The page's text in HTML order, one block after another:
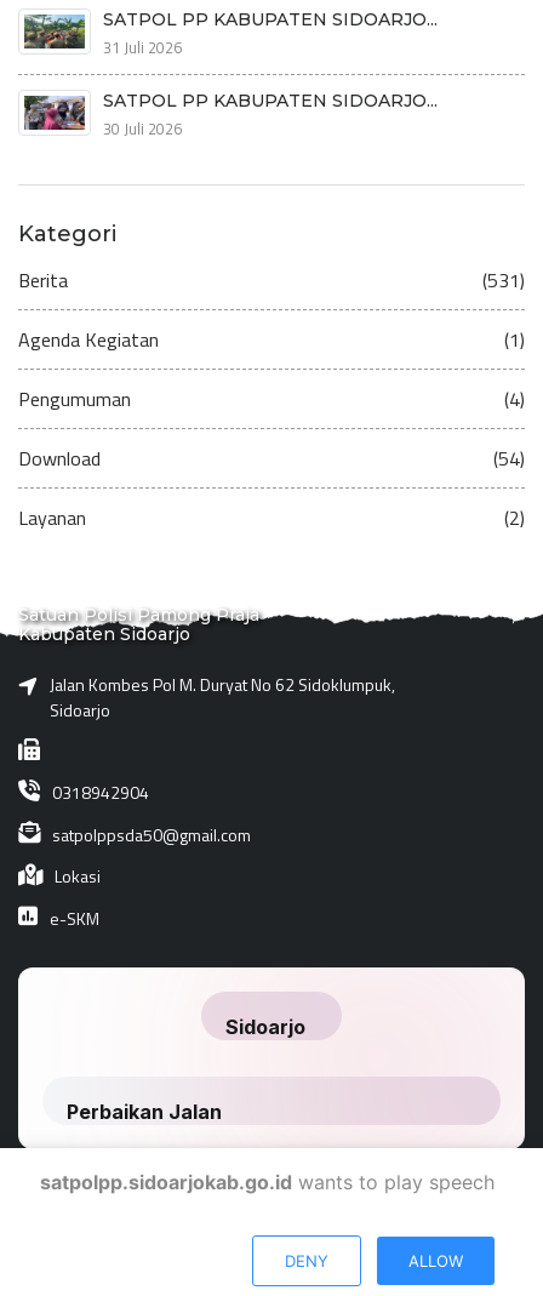
SATPOL PP KABUPATEN SIDOARJO...
31 Juli 2026
SATPOL PP KABUPATEN SIDOARJO...
30 Juli 2026
Kategori
Berita (531)
Agenda Kegiatan (1)
Pengumuman (4)
Download (54)
Layanan (2)
Satuan Polisi Pamong Praja
Kabupaten Sidoarjo
Jalan Kombes Pol M. Duryat No 62 Sidoklumpuk,
Sidoarjo
0318942904
satpolppsda50@gmail.com
Lokasi
e-SKM
Dinas Komunikasi Dan Informatika Kabupaten Sidoarjo
© 2024
satpolpp.sidoarjokab.go.id wants to play speech
DENY ALLOW